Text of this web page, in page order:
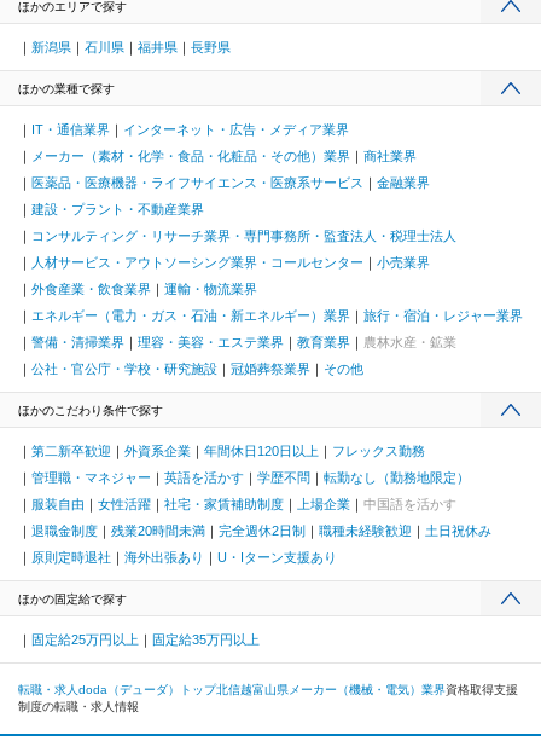
ほかのエリアで探す
新潟県 石川県 福井県 長野県
ほかの業種で探す
IT・通信業界
インターネット・広告・メディア業界
メーカー（素材・化学・食品・化粧品・その他）業界
商社業界
医薬品・医療機器・ライフサイエンス・医療系サービス
金融業界
建設・プラント・不動産業界
コンサルティング・リサーチ業界・専門事務所・監査法人・税理士法人
人材サービス・アウトソーシング業界・コールセンター
小売業界
外食産業・飲食業界
運輸・物流業界
エネルギー（電力・ガス・石油・新エネルギー）業界
旅行・宿泊・レジャー業界
警備・清掃業界
理容・美容・エステ業界 教育業界
農林水産・鉱業
公社・官公庁・学校・研究施設
冠婚葬祭業界 その他
ほかのこだわり条件で探す
第二新卒歓迎 外資系企業 年間休日120日以上
フレックス勤務
管理職・マネジャー
英語を活かす 学歴不問
転勤なし（勤務地限定）
服装自由
女性活躍 社宅・家賃補助制度 上場企業
中国語を活かす
退職金制度
残業20時間未満 完全週休2日制 職種未経験歓迎
土日祝休み
原則定時退社
海外出張あり U・Iターン支援あり
ほかの固定給で探す
固定給25万円以上 固定給35万円以上
転職・求人doda（デューダ）トップ北信越富山県 メーカー（機械・電気）業界資格取得支援
制度の転職・求人情報